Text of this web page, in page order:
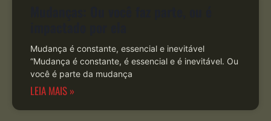
Mudança é constante, essencial e inevitável
“Mudança é constante, é essencial e é inevitável. Ou
você é parte da mudança
LEIA MAIS »